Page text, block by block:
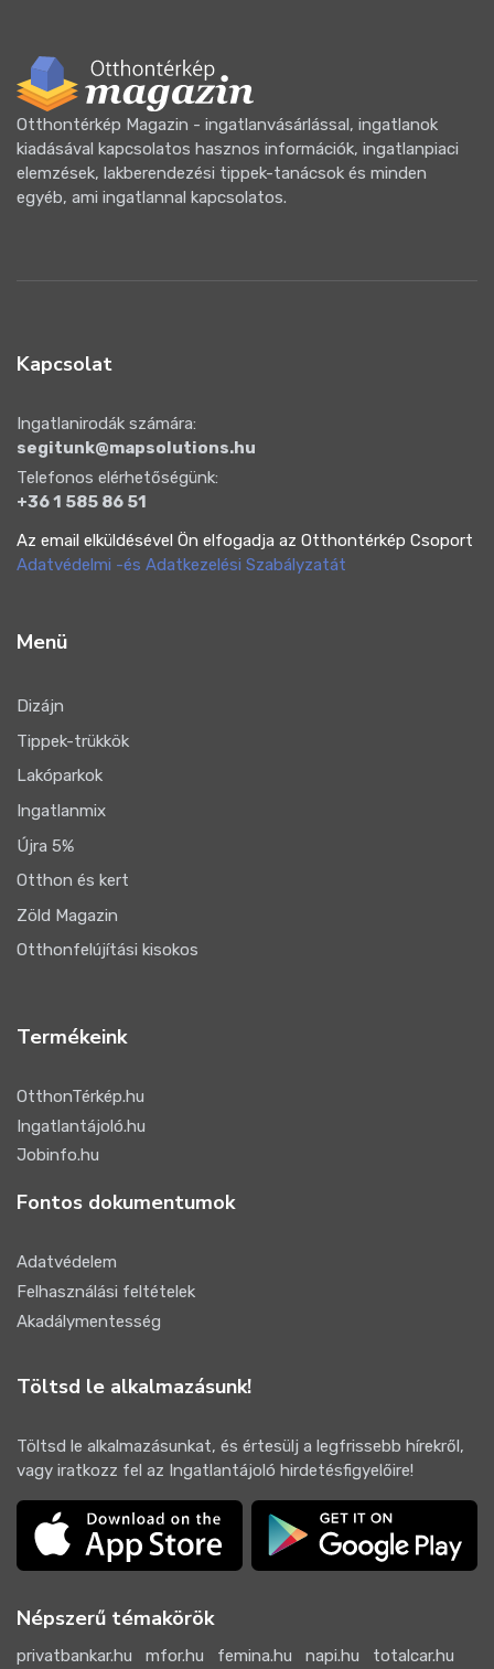
Otthontérkép Magazin - ingatlanvásárlással, ingatlanok
kiadásával kapcsolatos hasznos információk, ingatlanpiaci
elemzések, lakberendezési tippek-tanácsok és minden
egyéb, ami ingatlannal kapcsolatos.
Kapcsolat
Ingatlanirodák számára:
segitunk@mapsolutions.hu
Telefonos elérhetőségünk:
+36 1 585 86 51
Az email elküldésével Ön elfogadja az Otthontérkép Csoport
Adatvédelmi -és Adatkezelési Szabályzatát
Menü
Dizájn
Tippek-trükkök
Lakóparkok
Ingatlanmix
Újra 5%
Otthon és kert
Zöld Magazin
Otthonfelújítási kisokos
Termékeink
OtthonTérkép.hu
Ingatlantájoló.hu
Jobinfo.hu
Fontos dokumentumok
Adatvédelem
Felhasználási feltételek
Akadálymentesség
Töltsd le alkalmazásunk!
Töltsd le alkalmazásunkat, és értesülj a legfrissebb hírekről,
vagy iratkozz fel az Ingatlantájoló hirdetésfigyelőire!
Népszerű témakörök
privatbankar.hu mfor.hu femina.hu napi.hu totalcar.hu